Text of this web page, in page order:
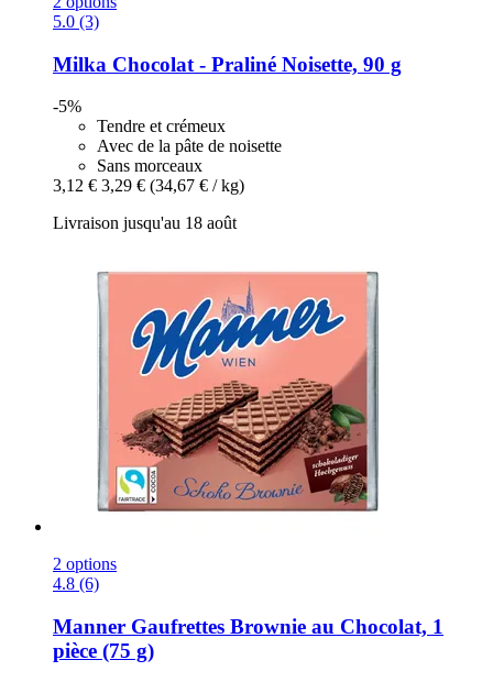
5.0 (3)
Milka Chocolat -​ Praliné Noisette, 90 g
-5%
Tendre et crémeux
Avec de la pâte de noisette
Sans morceaux
3,12 € 3,29 € (34,67 € / kg)
Livraison jusqu'au 18 août
2 options
4.8 (6)
Manner Gaufrettes Brownie au Chocolat, 1
pièce (75 g)